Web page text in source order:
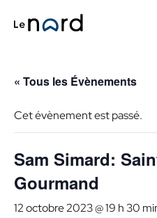
« Tous les Évènements
Cet évènement est passé.
Sam Simard:
Gourmand
12 octobre 2023 @ 19 h 30